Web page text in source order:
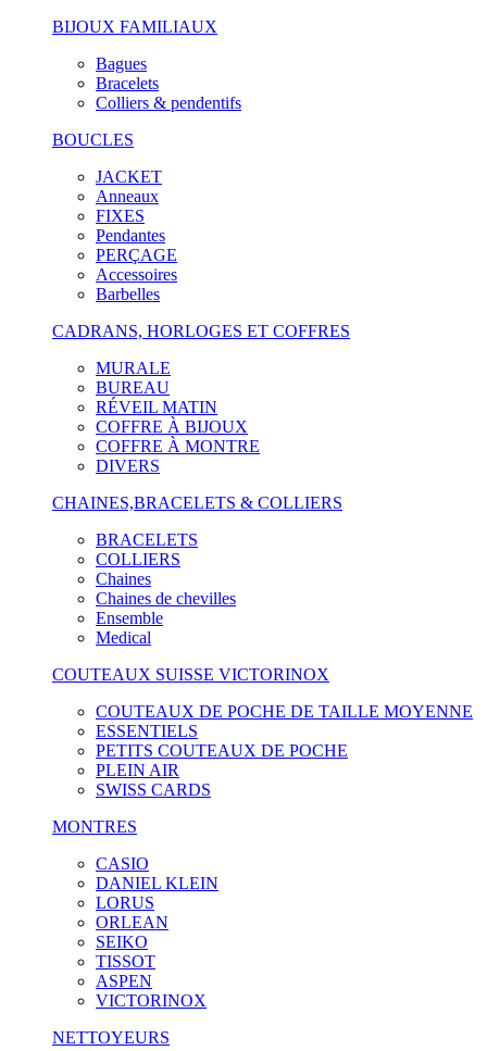
BIJOUX FAMILIAUX
Bagues
Bracelets
Colliers & pendentifs
BOUCLES
JACKET
Anneaux
FIXES
Pendantes
PERÇAGE
Accessoires
Barbelles
CADRANS, HORLOGES ET COFFRES
MURALE
BUREAU
RÉVEIL MATIN
COFFRE À BIJOUX
COFFRE À MONTRE
DIVERS
CHAINES,BRACELETS & COLLIERS
BRACELETS
COLLIERS
Chaines
Chaines de chevilles
Ensemble
Medical
COUTEAUX SUISSE VICTORINOX
COUTEAUX DE POCHE DE TAILLE MOYENNE
ESSENTIELS
PETITS COUTEAUX DE POCHE
PLEIN AIR
SWISS CARDS
MONTRES
CASIO
DANIEL KLEIN
LORUS
ORLEAN
SEIKO
TISSOT
ASPEN
VICTORINOX
NETTOYEURS